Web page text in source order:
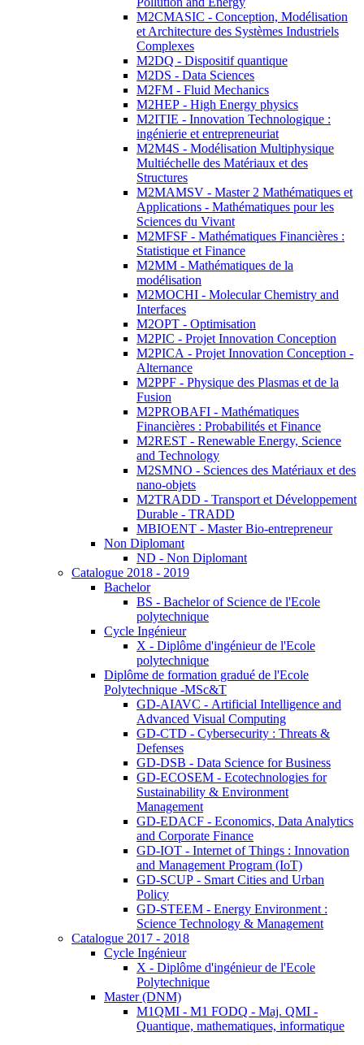
M2CMASIC - Conception, Modélisation
et Architecture des Systèmes Industriels
Complexes
M2DQ - Dispositif quantique
M2DS - Data Sciences
M2FM - Fluid Mechanics
M2HEP - High Energy physics
M2ITIE - Innovation Technologique :
ingénierie et entrepreneuriat
M2M4S - Modélisation Multiphysique
Multiéchelle des Matériaux et des
Structures
M2MAMSV - Master 2 Mathématiques et
Applications - Mathématiques pour les
Sciences du Vivant
M2MFSF - Mathématiques Financières :
Statistique et Finance
M2MM - Mathématiques de la
modélisation
M2MOCHI - Molecular Chemistry and
Interfaces
M2OPT - Optimisation
M2PIC - Projet Innovation Conception
M2PICA - Projet Innovation Conception -
Alternance
M2PPF - Physique des Plasmas et de la
Fusion
M2PROBAFI - Mathématiques
Financières : Probabilités et Finance
M2REST - Renewable Energy, Science
and Technology
M2SMNO - Sciences des Matériaux et des
nano-objets
M2TRADD - Transport et Développement
Durable - TRADD
MBIOENT - Master Bio-entrepreneur
Non Diplomant
ND - Non Diplomant
Catalogue 2018 - 2019
Bachelor
BS - Bachelor of Science de l'Ecole
polytechnique
Cycle Ingénieur
X - Diplôme d'ingénieur de l'Ecole
polytechnique
Diplôme de formation gradué de l'Ecole
Polytechnique -MSc&T
GD-AIAVC - Artificial Intelligence and
Advanced Visual Computing
GD-CTD - Cybersecurity : Threats &
Defenses
GD-DSB - Data Science for Business
GD-ECOSEM - Ecotechnologies for
Sustainability & Environment
Management
GD-EDACF - Economics, Data Analytics
and Corporate Finance
GD-IOT - Internet of Things : Innovation
and Management Program (IoT)
GD-SCUP - Smart Cities and Urban
Policy
GD-STEEM - Energy Environment :
Science Technology & Management
Catalogue 2017 - 2018
Cycle Ingénieur
X - Diplôme d'ingénieur de l'Ecole
Polytechnique
Master (DNM)
M1QMI - M1 FODQ - Maj. QMI -
Quantique, mathematiques, informatique